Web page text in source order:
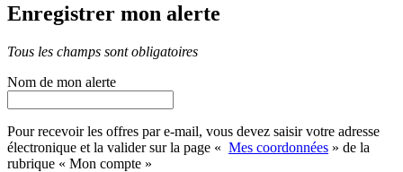
Enregistrer mon alerte
Tous les champs sont obligatoires
Nom de mon alerte
Pour recevoir les offres par e-mail, vous devez saisir votre adresse
électronique et la valider sur la page « Mes coordonnées » de la
rubrique « Mon compte »